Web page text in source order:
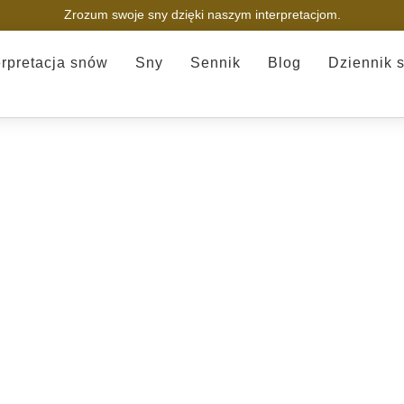
Zrozum swoje sny dzięki naszym interpretacjom.
snów Sny Sennik Blog Dziennik